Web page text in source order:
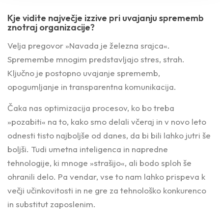
Kje vidite največje izzive pri uvajanju sprememb
znotraj organizacije?
Velja pregovor »Navada je železna srajca«.
Spremembe mnogim predstavljajo stres, strah.
Ključno je postopno uvajanje sprememb,
opogumljanje in transparentna komunikacija.
Čaka nas optimizacija procesov, ko bo treba
»pozabiti« na to, kako smo delali včeraj in v novo leto
odnesti tisto najboljše od danes, da bi bili lahko jutri še
boljši. Tudi umetna inteligenca in napredne
tehnologije, ki mnoge »strašijo«, ali bodo sploh še
ohranili delo. Pa vendar, vse to nam lahko prispeva k
večji učinkovitosti in ne gre za tehnološko konkurenco
in substitut zaposlenim.